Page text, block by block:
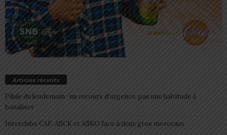
Articles récents
Pilule du lendemain : un recours d’urgence, pas une habitude à
banaliser
Interclubs CAF: ASCK et ASKO face à deux gros morceaux